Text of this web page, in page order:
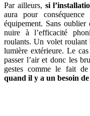
Par ailleurs, si
aura pour
équipement. Sans oublier
nuire à l’efficacité
roulants. Un volet roulant
lumière extérieure. Le
passer l’air et donc les
gestes comme le fait
quand il y a un besoin